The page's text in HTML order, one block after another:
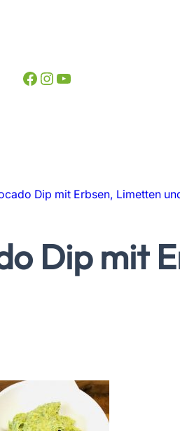
Facebook InstagramYouTube
Dip mit Erbsen, Limetten
Dip mit